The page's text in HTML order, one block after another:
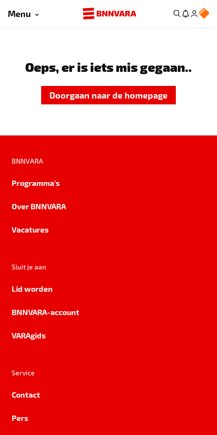
Menu
Oeps, er is iets mis gegaan..
Doorgaan naar de homepage
BNNVARA
Programma's
Over BNNVARA
Vacatures
Sluit je aan
Lid worden
BNNVARA-account
VARAgids
Service
Contact
Pers